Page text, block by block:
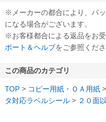
※メーカーの都合により、パ
になる場合がございます。
※お客様都合による返品をお
ポート＆ヘルプをご参照くださ
この商品のカテゴリ
TOP > コピー用紙・ＯＡ用紙 >
タ対応ラベルシール > ２０面